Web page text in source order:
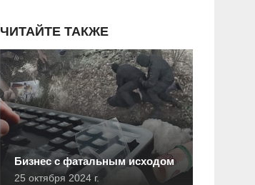
ЧИТАЙТЕ ТАКЖЕ
Бизнес с фатальным исходом
25 октября 2024 г.